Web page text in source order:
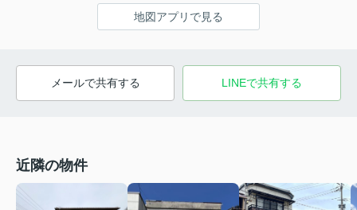
地図アプリで見る
メールで共有する LINEで共有する
近隣の物件